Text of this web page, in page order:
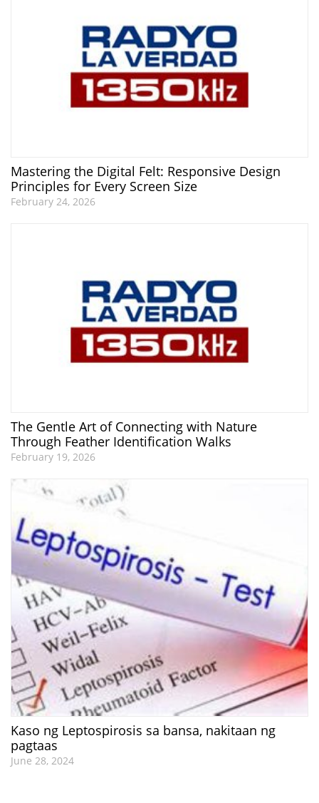
Mastering the Digital Felt: Responsive Design
Principles for Every Screen Size
February 24, 2026
The Gentle Art of Connecting with Nature
Through Feather Identification Walks
February 19, 2026
Kaso ng Leptospirosis sa bansa, nakitaan ng
pagtaas
June 28, 2024